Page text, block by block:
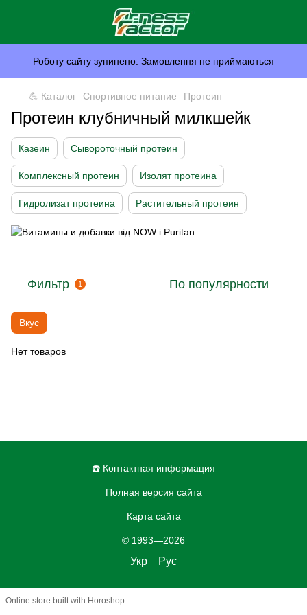
Роботу сайту зупинено. Замовлення не приймаються
💪 Каталог Спортивное питание Протеин
Протеин клубничный милкшейк
Казеин Сывороточный протеин
Комплексный протеин Изолят протеина
Гидролизат протеина Растительный протеин
Фильтр 1 По популярности
Вкус
Нет товаров
☎️ Контактная информация
Полная версия сайта
Карта сайта
© 1993—2026
Укр Рус
Online store built with Horoshop